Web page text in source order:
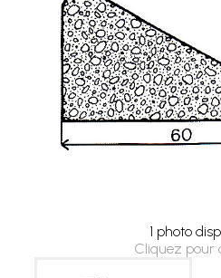
1 photo
Cliquez pour